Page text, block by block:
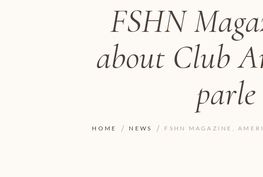
FSHN
about Club
HOME NEWS
FSHN MAGAZINE,